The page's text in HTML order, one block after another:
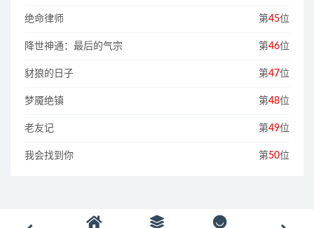
绝命律师 第45位
降世神通：最后的气宗 第46位
豺狼的日子 第47位
梦魇绝镇 第48位
老友记 第49位
我会找到你 第50位